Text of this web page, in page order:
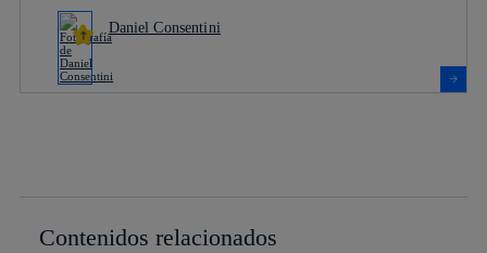
Daniel Consentini
Contenidos relacionados